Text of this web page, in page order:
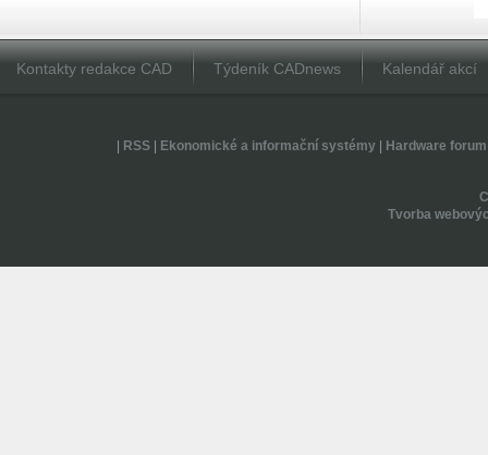
Kontakty redakce CAD Týdeník CADnews Kalendář akcí
RSS| Ekonomické a informační systémy| Hardware forum
Tvorba